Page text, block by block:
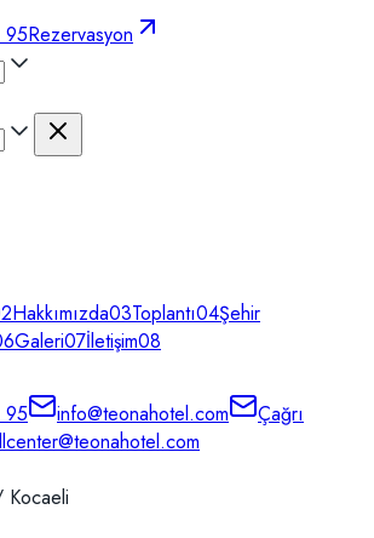
Rezervasyon
Hakkımızda03Toplantı04Şehir
Galeri07İletişim08
info@teonahotel.com
Çağrı
Kocaeli